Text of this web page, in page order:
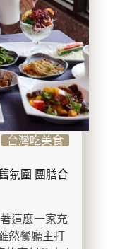
台灣吃美食
氛圍 團膳合
這麼一家充
然餐廳主打